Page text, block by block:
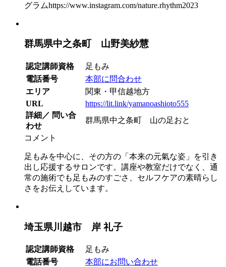
グラムhttps://www.instagram.com/nature.rhythm2023
群馬県中之条町 山野美紗慧
認定講師資格
足もみ
電話番号
本部に問合わせ
エリア
関東・甲信越地方
URL
https://lit.link/yamanoashioto555
詳細／ 問い合
わせ
群馬県中之条町 山の足おと
コメント
足もみを中心に、その方の「本来の元氣な姿」を引き
出し応援するサロンです。講座や教室だけでなく、通
常の施術でも足もみのすごさ、セルフケアの素晴らし
さをお伝えしています。
埼玉県川越市 岸 礼子
認定講師資格
足もみ
電話番号
本部にお問い合わせ